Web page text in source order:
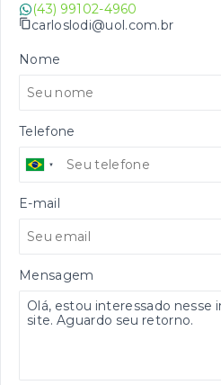
(43) 99102-4960
carloslodi@uol.com.br
Nome
Telefone
E-mail
Mensagem